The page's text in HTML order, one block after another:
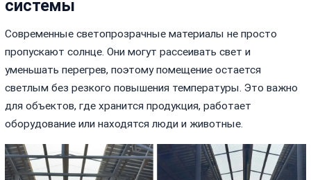
системы
Современные светопрозрачные материалы не просто
пропускают солнце. Они могут рассеивать свет и
уменьшать перегрев, поэтому помещение остается
светлым без резкого повышения температуры. Это важно
для объектов, где хранится продукция, работает
оборудование или находятся люди и животные.